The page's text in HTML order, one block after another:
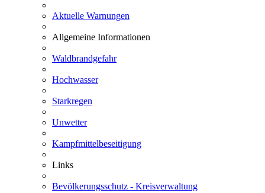
Aktuelle Warnungen
Allgemeine Informationen
Waldbrandgefahr
Hochwasser
Starkregen
Unwetter
Kampfmittelbeseitigung
Links
Bevölkerungsschutz - Kreisverwaltung